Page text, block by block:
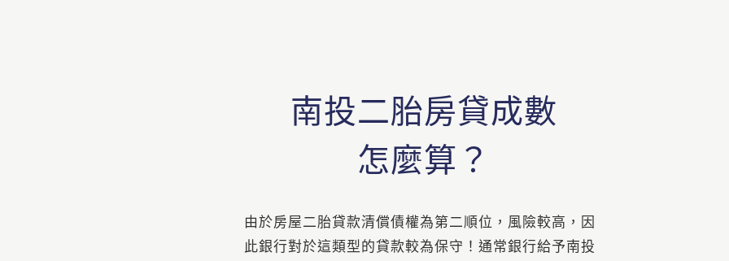
南投二胎房貸成數
怎麼算？
由於房屋二胎貸款清償債權為第二順位，風險較高，因
此銀行對於這類型的貸款較為保守！通常銀行給予南投